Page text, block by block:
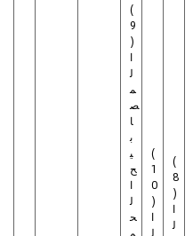
(
9
)
ا
ل
م
ص
ا
ب
ي
ح
ا
ل
ح
م
(
1
0
)
ا
ل
(
8
)
ا
ل